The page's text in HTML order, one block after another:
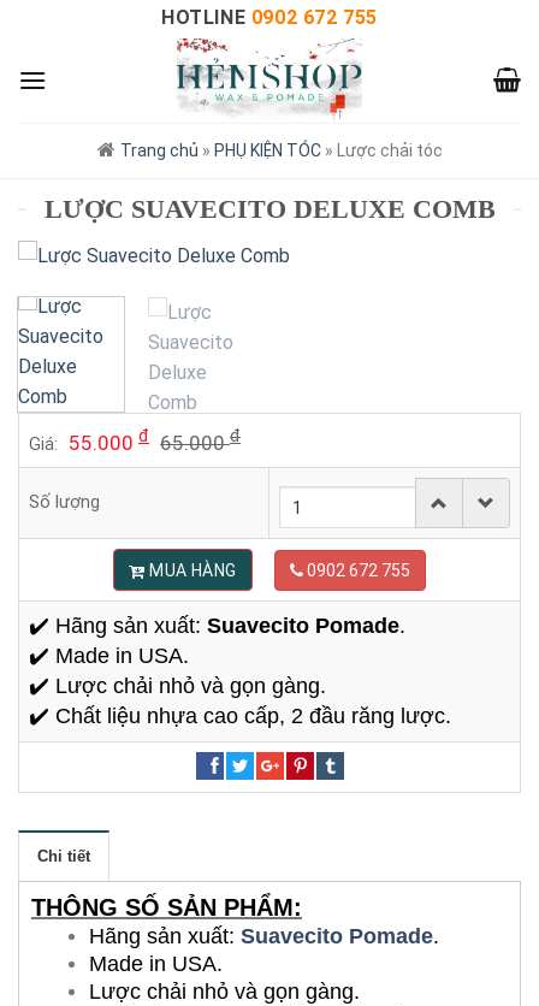
HOTLINE 0902 672 755
Trang chủ » PHỤ KIỆN TÓC» Lược chải tóc
LƯỢC SUAVECITO DELUXE COMB
Giá: 55.000 đ 65.000đ
Số lượng
MUA HÀNG 0902 672 755
✔️ Hãng sản xuất: Suavecito Pomade.
✔️ Made in USA.
✔️ Lược chải nhỏ và gọn gàng.
✔️ Chất liệu nhựa cao cấp, 2 đầu răng lược.
Chi tiết
THÔNG SỐ SẢN PHẨM:
Hãng sản xuất: Suavecito Pomade.
Made in USA.
Lược chải nhỏ và gọn gàng.